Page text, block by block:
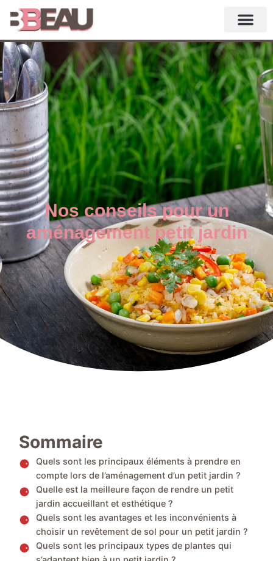
Nos conseils pour un
aménagement petit jardin
Sommaire
Quels sont les principaux éléments à prendre en
compte lors de l’aménagement d’un petit jardin ?
Quelle est la meilleure façon de rendre un petit
jardin accueillant et esthétique ?
Quels sont les avantages et les inconvénients à
choisir un revêtement de sol pour un petit jardin ?
Quels sont les principaux types de plantes qui